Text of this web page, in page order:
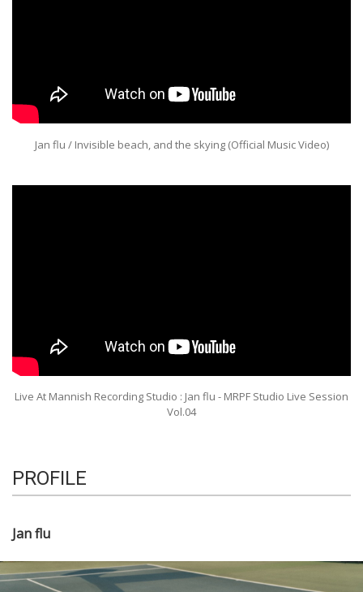
Jan flu / Invisible beach, and the skying (Official Music Video)
Live At Mannish Recording Studio : Jan flu - MRPF Studio Live Session
Vol.04
PROFILE
Jan flu